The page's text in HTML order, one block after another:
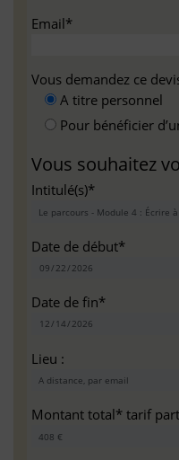
Email*
Vous demandez ce
A titre personnel
Pour bénéficier
Vous souhaitez
Intitulé(s)*
Date de début*
Date de fin*
Lieu :
Montant total* tarif